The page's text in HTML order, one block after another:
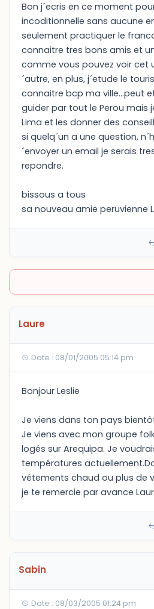
Bon j´ecris en ce moment
incoditionnelle sans aucune
seulement practiquer le
connaitre tres bons amis et
comme vous pouvez voir cet
´autre, en plus, j´etude le
connaitre bcp ma ville...peut
guider par tout le Perou mais
Lima et les donner des
si quelq´un a une question,
´envoyer un email je serais
repondre.
bissous a tous
sa nouveau amie peruvienne
Laure
Date : 08/01/2005 05:14 pm
Bonjour Leslie
Je viens dans ton pays
Je viens avec mon groupe
logés sur Arequipa. Je
températures
vêtements chaud ou plus de
je te remercie par avance
Sabin
Date : 08/03/2005 01:24 pm